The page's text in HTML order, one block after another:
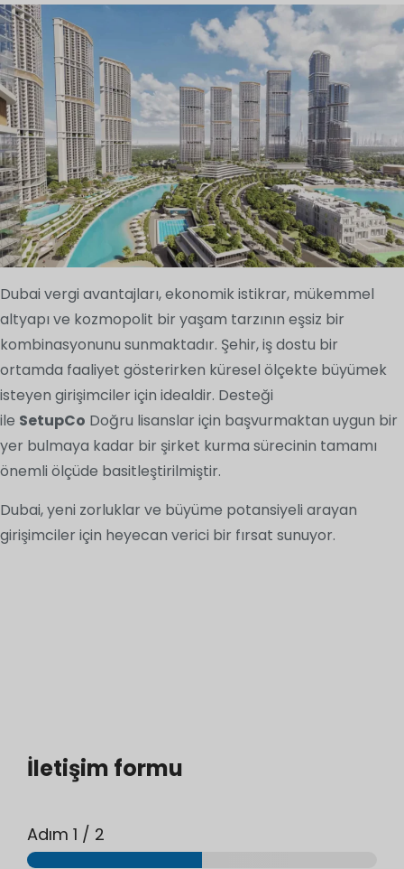
Dubai vergi avantajları, ekonomik istikrar, mükemmel
altyapı ve kozmopolit bir yaşam tarzının eşsiz bir
kombinasyonunu sunmaktadır. Şehir, iş dostu bir
ortamda faaliyet gösterirken küresel ölçekte büyümek
isteyen girişimciler için idealdir. Desteği
ile SetupCo Doğru lisanslar için başvurmaktan uygun bir
yer bulmaya kadar bir şirket kurma sürecinin tamamı
önemli ölçüde basitleştirilmiştir.
Dubai, yeni zorluklar ve büyüme potansiyeli arayan
girişimciler için heyecan verici bir fırsat sunuyor.
İletişim formu
Adım 1 / 2